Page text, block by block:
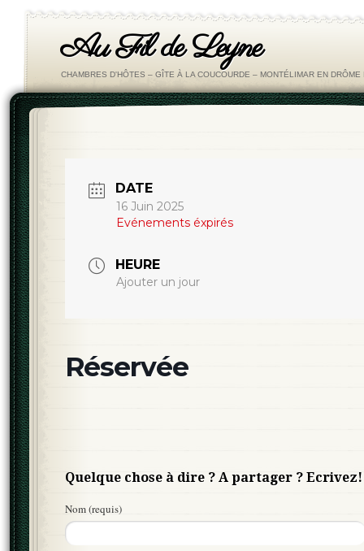
Au Fil de Leyne
CHAMBRES D'HÔTES – GÎTE À LA COUCOURDE – MONTÉLIMAR EN DRÔME
DATE
16 Juin 2025
Evénements éxpirés
HEURE
Ajouter un jour
Réservée
Quelque chose à dire ? A partager ? Ecrivez!
Nom (requis)